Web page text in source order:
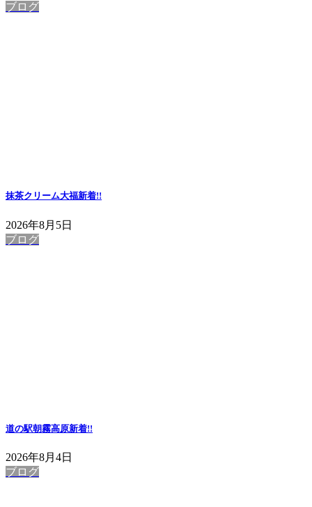
ブログ
抹茶クリーム大福新着!!
2026年8月5日
ブログ
道の駅朝霧高原新着!!
2026年8月4日
ブログ